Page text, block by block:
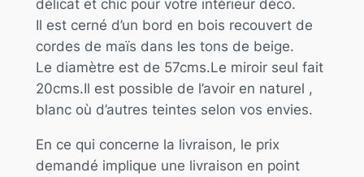
délicat et chic pour votre intérieur déco.
Il est cerné d’un bord en bois recouvert de
cordes de maïs dans les tons de beige.
Le diamètre est de 57cms.Le miroir seul fait
20cms.Il est possible de l’avoir en naturel ,
blanc où d’autres teintes selon vos envies.
En ce qui concerne la livraison, le prix
demandé implique une livraison en point